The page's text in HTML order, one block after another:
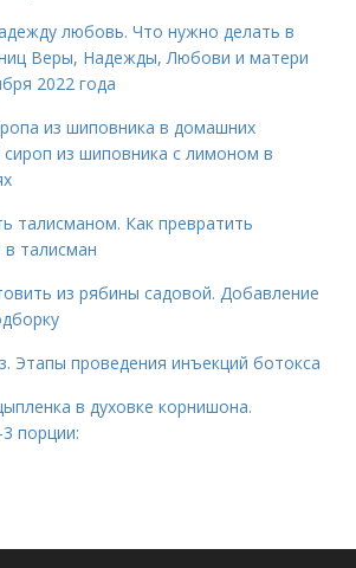
любовь. Что нужно делать в
Веры, Надежды, Любови и матери
2022 года
из шиповника в домашних
сироп из шиповника с лимоном в
талисманом. Как превратить
талисман
из рябины садовой. Добавление
Этапы проведения инъекций ботокса
в духовке корнишона.
порции: